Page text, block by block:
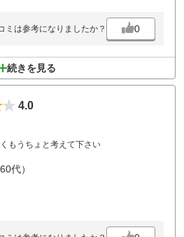
ミは参考になりましたか？ 0
続きを見る
4.0
もうちょと考えて下さい
代）